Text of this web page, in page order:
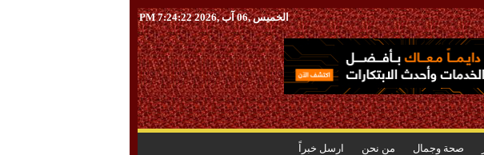
الخميس ,06 آب ,2026 7:24:23 PM
صحة وجمال من نحن ارسل خبراً